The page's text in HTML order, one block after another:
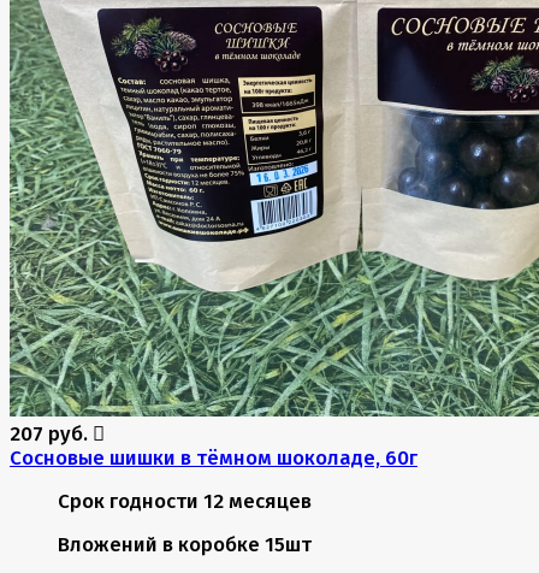
207 руб.
Сосновые шишки в тёмном шоколаде, 60г
Срок годности 12 месяцев
Вложений в коробке 15шт